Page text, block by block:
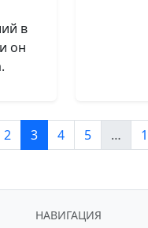
в
он
2 3 4 5 …
НАВИГАЦИЯ